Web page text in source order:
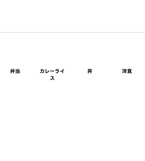
弁当
カレーライ
ス
丼 洋食